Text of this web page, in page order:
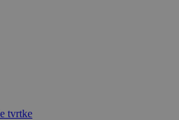
tvrtke